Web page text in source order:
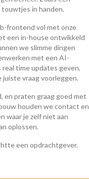
touwtjes in handen.
frontend vol met onze
een in-house ontwikkeld
we slimme dingen
met een AI-
time updates geven,
vraag voorleggen.
en praten graag goed met
houden we contact en
waar je zelf niet aan
oplossen.
een opdrachtgever.